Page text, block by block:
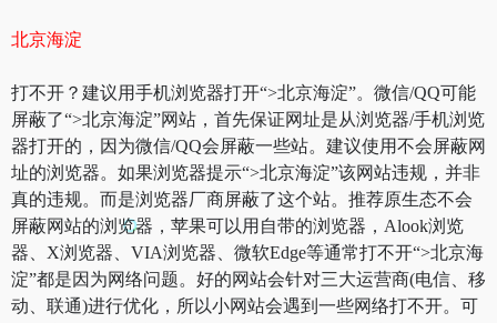
北京海淀
打不开？建议用手机浏览器打开“>北京海淀”。微信/QQ可能
屏蔽了“>北京海淀”网站，首先保证网址是从浏览器/手机浏览
器打开的，因为微信/QQ会屏蔽一些站。建议使用不会屏蔽网
址的浏览器。如果浏览器提示“>北京海淀”该网站违规，并非
真的违规。而是浏览器厂商屏蔽了这个站。推荐原生态不会
屏蔽网站的浏览器，苹果可以用自带的浏览器，Alook浏览
器、X浏览器、VIA浏览器、微软Edge等通常打不开“>北京海
淀”都是因为网络问题。好的网站会针对三大运营商(电信、移
动、联通)进行优化，所以小网站会遇到一些网络打不开。可